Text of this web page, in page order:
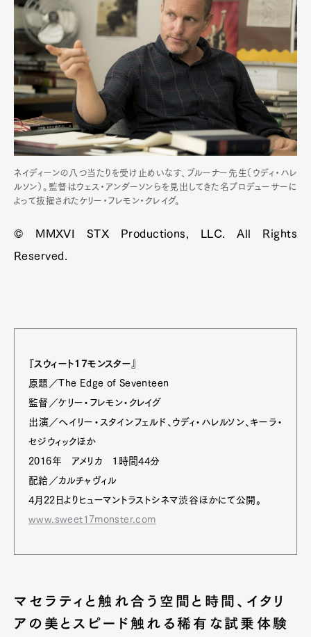
ネイディーンの八つ当たりを受け止めいなす、ブルーナー先生（ウディ・ハレ
ルソン）。監督はウェス・アンダーソンらを見出してきた名プロデューサーに
よって抜擢されたケリー・フレモン・クレイグ。
© MMXVI STX Productions, LLC. All Rights
Reserved.
『スウィート17モンスター』
原題／The Edge of Seventeen
監督／ケリー・フレモン・クレイグ
出演／ヘイリー・スタインフェルド、ウディ・ハレルソン、キーラ・
セジウィックほか
2016年 アメリカ １時間44分
配給／カルチャヴィル
4月22日よりヒューマントラストシネマ渋谷ほかにて公開。
www.sweet17monster.com
マセラティと触れ合う空間と時間、イタリ
アの美とスピード触れる稀有な試乗体験